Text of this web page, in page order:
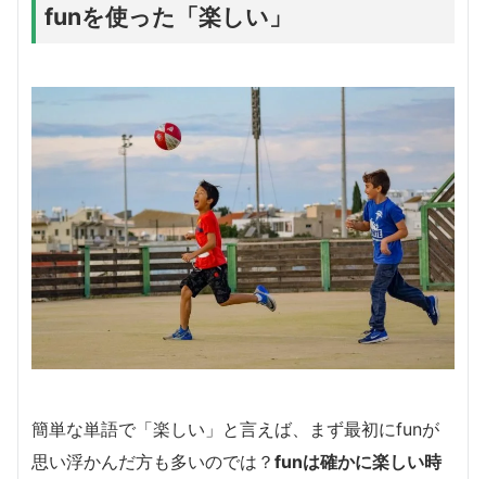
funを使った「楽しい」
簡単な単語で「楽しい」と言えば、まず最初にfunが
思い浮かんだ方も多いのでは？ funは確かに楽しい時